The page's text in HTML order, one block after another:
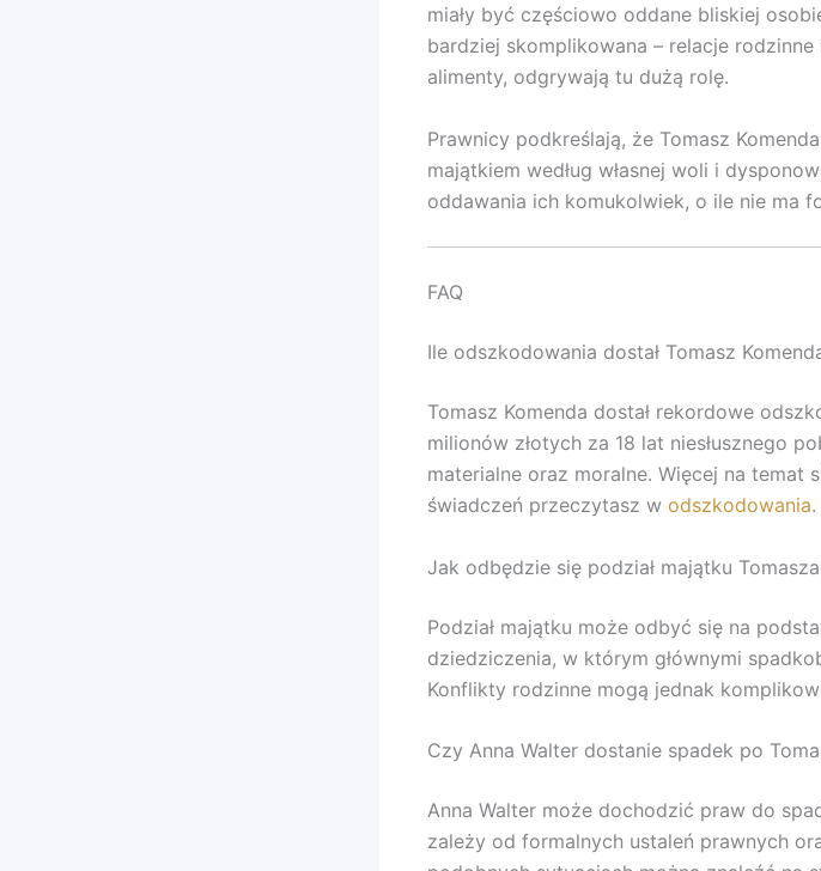
miały być częściowo oddane bliskiej
bardziej skomplikowana – relacje
alimenty, odgrywają tu dużą rolę.
Prawnicy podkreślają, że Tomasz
majątkiem według własnej woli i
oddawania ich komukolwiek, o ile nie ma
FAQ
Ile odszkodowania dostał Tomasz
Tomasz Komenda dostał rekordowe
milionów złotych za 18 lat niesłusznego
materialne oraz moralne. Więcej na temat
świadczeń przeczytasz w odszkodowania.
Jak odbędzie się podział majątku
Podział majątku może odbyć się na
dziedziczenia, w którym głównymi
Konflikty rodzinne mogą jednak
Czy Anna Walter dostanie spadek po
Anna Walter może dochodzić praw do
zależy od formalnych ustaleń prawnych